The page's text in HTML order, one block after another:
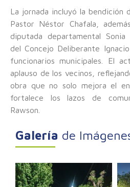
La jornada incluyó la bendición
Pastor Néstor Chafala,
diputada departamental
del Concejo Deliberante
funcionarios municipales. El
aplauso de los vecinos,
obra que no solo mejora el
fortalece los lazos de
Rawson.
Galería de